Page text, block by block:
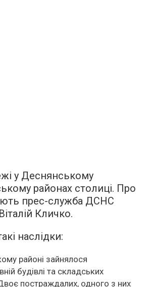
у Деснянському
районах столиці. Про
прес-служба ДСНС
Кличко.
наслідки:
районі зайнялося
будівлі та складських
постраждалих, одного з них